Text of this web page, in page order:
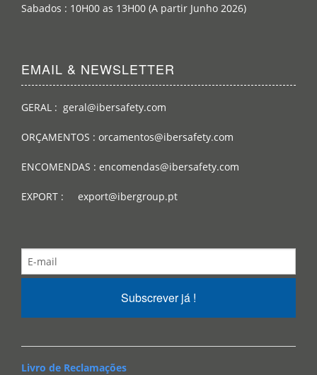
Sabados : 10H00 as 13H00 (A partir Junho 2026)
EMAIL & NEWSLETTER
GERAL : geral@ibersafety.com
ORÇAMENTOS : orcamentos@ibersafety.com
ENCOMENDAS : encomendas@ibersafety.com
EXPORT : export@ibergroup.pt
Subscrever já !
Livro de Reclamações